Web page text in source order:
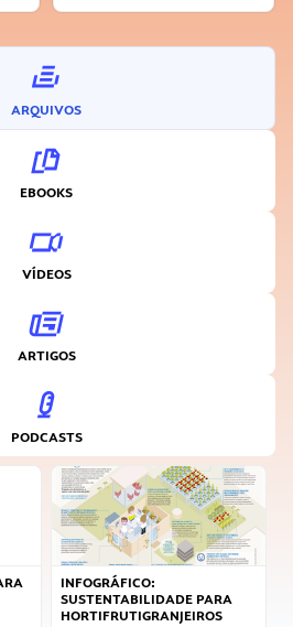
ARQUIVOS
EBOOKS
VÍDEOS
ARTIGOS
PODCASTS
INFOGRÁFICO:
SUSTENTABILIDADE PARA
HORTIFRUTIGRANJEIROS